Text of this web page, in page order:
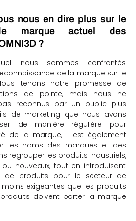
nous en dire plus sur le
marque actuel des
?
nous sommes confrontés
de la marque sur le
tenons notre promesse de
de pointe, mais nous ne
reconnus par un public plus
de marketing que nous avons
de manière régulière pour
de la marque, il est également
les noms des marques et des
regrouper les produits industriels,
ou nouveaux, tout en introduisant
de produits pour le secteur de
moins exigeantes que les produits
produits doivent porter la marque